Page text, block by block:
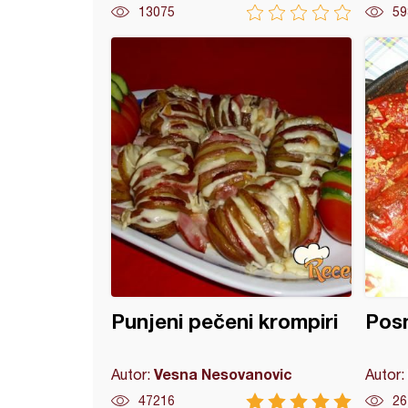
13075
Punjeni pečeni krompiri
Autor: Vesna Nesovanovic
47216
Autor: